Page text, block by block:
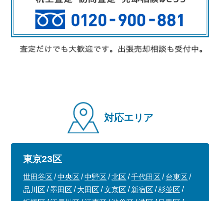
対応エリア
東京23区
世田谷区 中央区 中野区 北区 千代田区
台東区
品川区
墨田区 大田区 文京区 新宿区
杉並区